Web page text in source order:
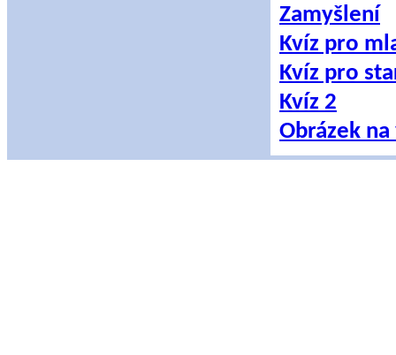
Zamyšlení
Kvíz pro
Kvíz pro
Kvíz 2
Obrázek